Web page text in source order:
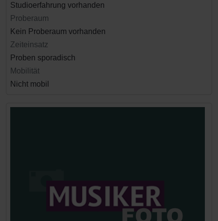
Studioerfahrung vorhanden
Proberaum
Kein Proberaum vorhanden
Zeiteinsatz
Proben sporadisch
Mobilität
Nicht mobil